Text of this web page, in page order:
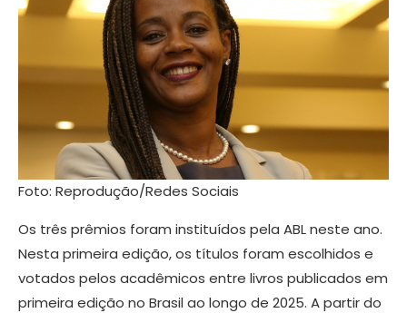
Foto: Reprodução/Redes Sociais
Os três prêmios foram instituídos pela ABL neste ano.
Nesta primeira edição, os títulos foram escolhidos e
votados pelos acadêmicos entre livros publicados em
primeira edição no Brasil ao longo de 2025. A partir do